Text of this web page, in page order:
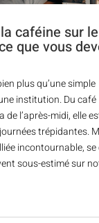
caféine sur le
que vous
plus qu’une simple
institution. Du café
l’après-midi, elle
trépidantes.
incontournable, se
sous-estimé sur